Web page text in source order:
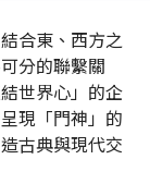
合東、西方之
分的聯繫關
世界心」的企
現「門神」的
古典與現代交